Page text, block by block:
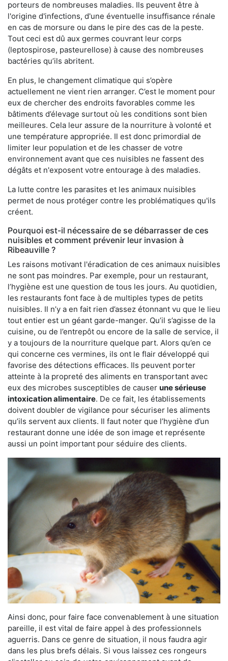
porteurs de nombreuses maladies. Ils peuvent être à
l'origine d'infections, d'une éventuelle insuffisance rénale
en cas de morsure ou dans le pire des cas de la peste.
Tout ceci est dû aux germes couvrant leur corps
(leptospirose, pasteurellose) à cause des nombreuses
bactéries qu’ils abritent.
En plus, le changement climatique qui s’opère
actuellement ne vient rien arranger. C’est le moment pour
eux de chercher des endroits favorables comme les
bâtiments d’élevage surtout où les conditions sont bien
meilleures. Cela leur assure de la nourriture à volonté et
une température appropriée. Il est donc primordial de
limiter leur population et de les chasser de votre
environnement avant que ces nuisibles ne fassent des
dégâts et n'exposent votre entourage à des maladies.
La lutte contre les parasites et les animaux nuisibles
permet de nous protéger contre les problématiques qu'ils
créent.
Pourquoi est-il nécessaire de se débarrasser de ces
nuisibles et comment prévenir leur invasion à
Ribeauville ?
Les raisons motivant l'éradication de ces animaux nuisibles
ne sont pas moindres. Par exemple, pour un restaurant,
l’hygiène est une question de tous les jours. Au quotidien,
les restaurants font face à de multiples types de petits
nuisibles. Il n’y a en fait rien d’assez étonnant vu que le lieu
tout entier est un géant garde-manger. Qu’il s’agisse de la
cuisine, ou de l’entrepôt ou encore de la salle de service, il
y a toujours de la nourriture quelque part. Alors qu’en ce
qui concerne ces vermines, ils ont le flair développé qui
favorise des détections efficaces. Ils peuvent porter
atteinte à la propreté des aliments en transportant avec
eux des microbes susceptibles de causer une sérieuse
intoxication alimentaire. De ce fait, les établissements
doivent doubler de vigilance pour sécuriser les aliments
qu’ils servent aux clients. Il faut noter que l’hygiène d’un
restaurant donne une idée de son image et représente
aussi un point important pour séduire des clients.
Ainsi donc, pour faire face convenablement à une situation
pareille, il est vital de faire appel à des professionnels
aguerris. Dans ce genre de situation, il nous faudra agir
dans les plus brefs délais. Si vous laissez ces rongeurs